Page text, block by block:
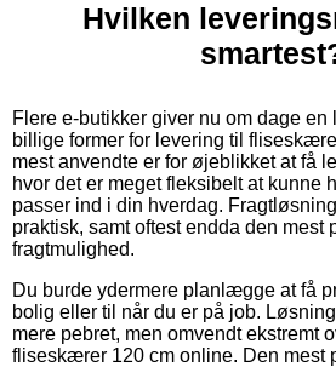
Hvilken
Flere e-butikker giver nu om dage
billige former for levering til
mest anvendte er for øjeblikket at få
hvor det er meget fleksibelt at kunne
passer ind i din hverdag.
praktisk, samt oftest endda den mest
fragtmulighed.
Du burde ydermere planlægge at få
bolig eller til når du er på job.
mere pebret, men omvendt ekstremt
fliseskærer 120 cm online. Den mest